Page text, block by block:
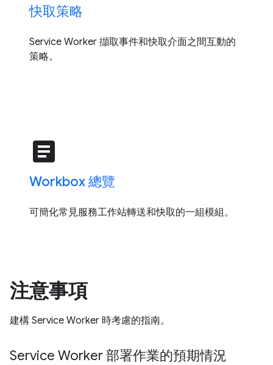
快取策略
Service Worker 擷取事件和快取介面之間互動的
策略。
article
Workbox 總覽
可簡化常見服務工作站轉送和快取的一組模組。
注意事項
建構 Service Worker 時考慮的指南。
Service Worker 部署作業的預期情況